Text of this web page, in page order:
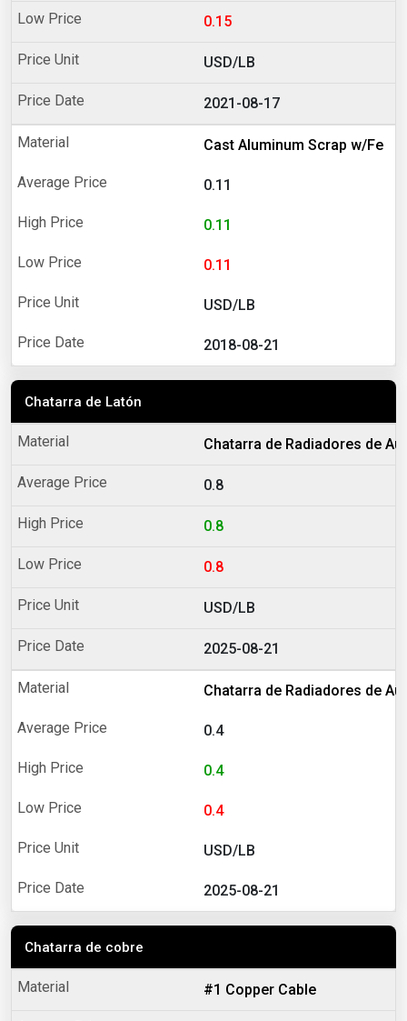
0.15
USD/LB
2021-08-17
Cast Aluminum Scrap w/Fe
0.11
0.11
0.11
USD/LB
2018-08-21
Chatarra de Latón
Chatarra de Radiadores de
0.8
0.8
0.8
USD/LB
2025-08-21
Chatarra de Radiadores de
0.4
0.4
0.4
USD/LB
2025-08-21
Chatarra de cobre
#1 Copper Cable